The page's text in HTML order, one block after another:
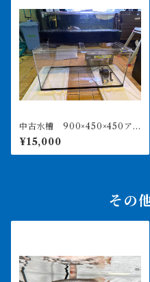
中古水槽 900×450×450ア
クリル水槽 上部濾過セット
¥15,000
その